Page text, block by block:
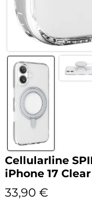
Cellularline
iPhone 17 Clear
33,90 €